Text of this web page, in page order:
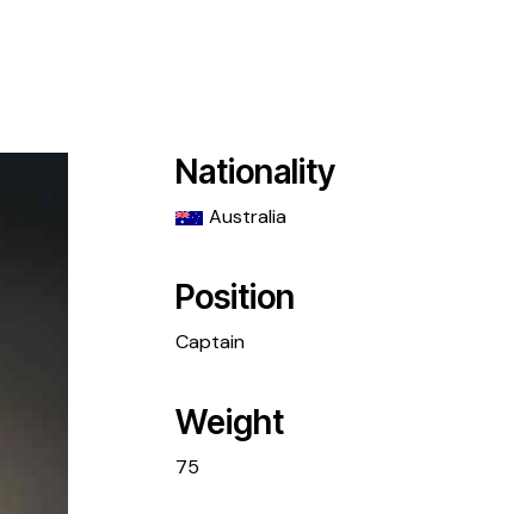
Nationality
Australia
Position
Captain
Weight
75